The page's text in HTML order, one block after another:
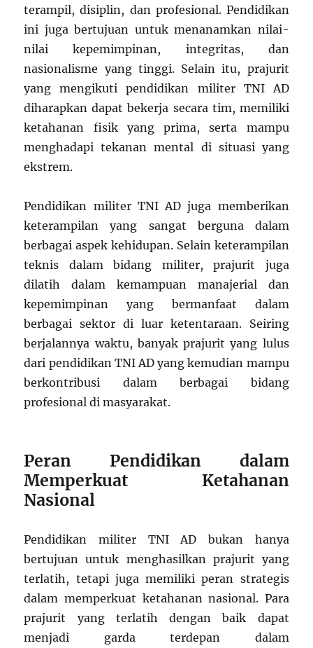
terampil, disiplin, dan profesional. Pendidikan
ini juga bertujuan untuk menanamkan nilai-
nilai kepemimpinan, integritas, dan
nasionalisme yang tinggi. Selain itu, prajurit
yang mengikuti pendidikan militer TNI AD
diharapkan dapat bekerja secara tim, memiliki
ketahanan fisik yang prima, serta mampu
menghadapi tekanan mental di situasi yang
ekstrem.
Pendidikan militer TNI AD juga memberikan
keterampilan yang sangat berguna dalam
berbagai aspek kehidupan. Selain keterampilan
teknis dalam bidang militer, prajurit juga
dilatih dalam kemampuan manajerial dan
kepemimpinan yang bermanfaat dalam
berbagai sektor di luar ketentaraan. Seiring
berjalannya waktu, banyak prajurit yang lulus
dari pendidikan TNI AD yang kemudian mampu
berkontribusi dalam berbagai bidang
profesional di masyarakat.
Peran Pendidikan dalam
Memperkuat Ketahanan
Nasional
Pendidikan militer TNI AD bukan hanya
bertujuan untuk menghasilkan prajurit yang
terlatih, tetapi juga memiliki peran strategis
dalam memperkuat ketahanan nasional. Para
prajurit yang terlatih dengan baik dapat
menjadi garda terdepan dalam